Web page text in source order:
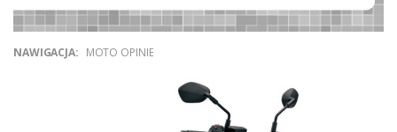
NAWIGACJA: MOTO OPINIE